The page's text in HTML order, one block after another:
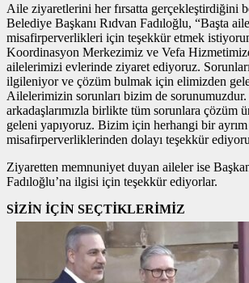
Aile ziyaretlerini her fırsatta gerçekleştirdiğini
Belediye Başkanı Rıdvan Fadıloğlu, “Başta
misafirperverlikleri için teşekkür etmek
Koordinasyon Merkezimiz ve Vefa
ailelerimizi evlerinde ziyaret ediyoruz.
ilgileniyor ve çözüm bulmak için elimizden
Ailelerimizin sorunları bizim de
arkadaşlarımızla birlikte tüm sorunlara çözüm
geleni yapıyoruz. Bizim için herhangi bir
misafirperverliklerinden dolayı teşekkür
Ziyaretten memnuniyet duyan aileler ise
Fadıloğlu’na ilgisi için teşekkür ediyorlar.
SİZİN İÇİN SEÇTİKLERİMİZ